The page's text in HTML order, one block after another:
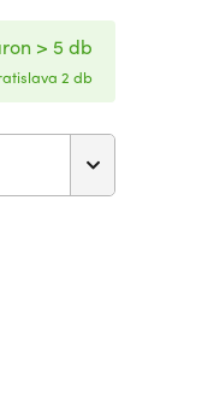
> 5 db
2 db